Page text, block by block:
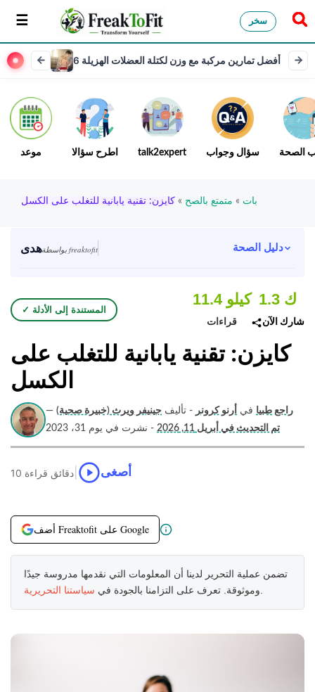
سخر
6 أفضل تمارين مركبة مع وزن لكتلة العضلات الهزيلة
موعد اطرح سؤالا talk2expert سؤال وجواب الصحة
بات » متمتع بالصح » كايزن: تقنية يابانية للتغلب على الكسل
هدى بواسطة freaktofit دليل الصحة
✓ المستندة إلى الأدلة
11.4 كيلو
قراءات
1.3 ك
شارك الآن
كايزن: تقنية يابانية للتغلب على
الكسل
راجع طبيا في أرنو كرونر - تأليف جينيفر ويرث (خبيرة صحية) —
تم التحديث في أبريل 11, 2026
- نشرت في يوم 31، 2023
10 دقائق قراءة أصغى
أضف Freaktofit على Google
تضمن عملية التحرير لدينا أن المعلومات التي نقدمها مدروسة جيدًا
وموثوقة. تعرف على التزامنا بالجودة في سياستنا التحريرية